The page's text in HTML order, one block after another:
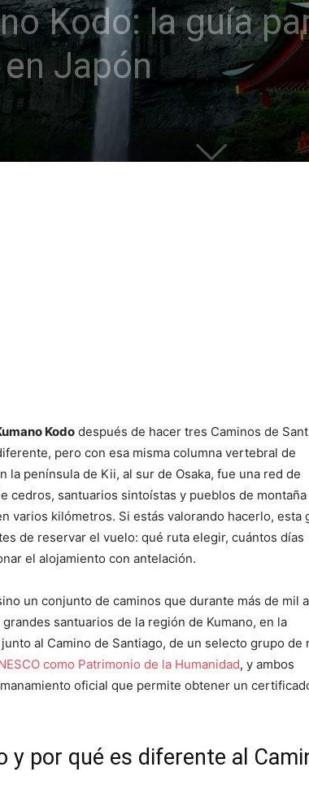
Kodo: la guía
Japón
Kodo después de hacer tres Caminos de
pero con esa misma columna vertebral de
la península de Kii, al sur de Osaka, fue una red de
cedros, santuarios sintoístas y pueblos de montaña
varios kilómetros. Si estás valorando hacerlo, esta
de reservar el vuelo: qué ruta elegir, cuántos días
el alojamiento con antelación.
un conjunto de caminos que durante más de mil
santuarios de la región de Kumano, en la
al Camino de Santiago, de un selecto grupo de
como Patrimonio de la Humanidad, y ambos
oficial que permite obtener un
y por qué es diferente al